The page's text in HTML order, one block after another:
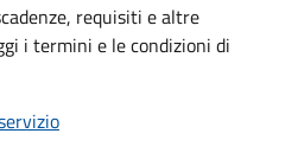
requisiti e altre
i termini e le condizioni di